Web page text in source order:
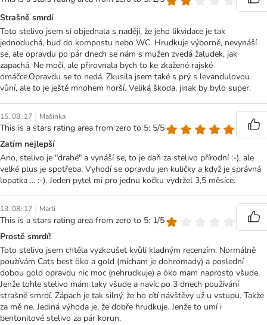
Strašně smrdí
Toto stelivo jsem si objednala s nadějí, že jeho likvidace je tak
jednoduchá, buď do kompostu nebo WC. Hrudkuje výborně, nevynáší
se, ale opravdu po pár dnech se nám s mužen zvedá žaludek, jak
zapachá. Ne močí, ale přirovnala bych to ke zkažené rajské
omáčce.Opravdu se to nedá. Zkusila jsem také s prý s levandulovou
vůní, ale to je ještě mnohem horší. Veliká škoda, jinak by bylo super.
15. 08. 17 | Mašinka
This is a stars rating area from zero to 5: 5/5
Zatím nejlepší
Ano, stelivo je "drahé" a vynáší se, to je daň za stelivo přírodní :-), ale
velké plus je spotřeba. Vyhodí se opravdu jen kuličky a když je správná
lopatka ... :-). Jeden pytel mi pro jednu kočku vydržel 3,5 měsíce.
13. 08. 17 | Marti
This is a stars rating area from zero to 5: 1/5
Prostě smrdí!
Toto stelivo jsem chtěla vyzkoušet kvůli kladným recenzím. Normálně
používám Cats best öko a gold (mícham je dohromady) a poslední
dobou gold opravdu nic moc (nehrudkuje) a öko mam naprosto všude.
Jenže tohle stelivo mám taky všude a navíc po 3 dnech používání
strašně smrdí. Zápach je tak silný, že ho cítí návštěvy už u vstupu. Takže
za mě ne. Jediná výhoda je, že dobře hrudkuje. Jenže to umí i
bentonitové stelivo za pár korun.